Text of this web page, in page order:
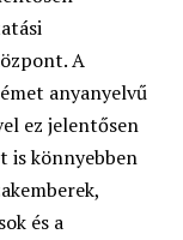
A
anyanyelvű
ez jelentősen
is könnyebben
és a